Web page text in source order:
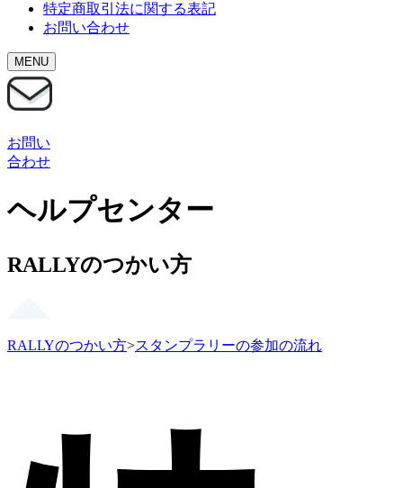
特定商取引法に関する表記
お問い合わせ
MENU
お問い
合わせ
ヘルプセンター
RALLYのつかい方
RALLYのつかい方>スタンプラリーの参加の流れ